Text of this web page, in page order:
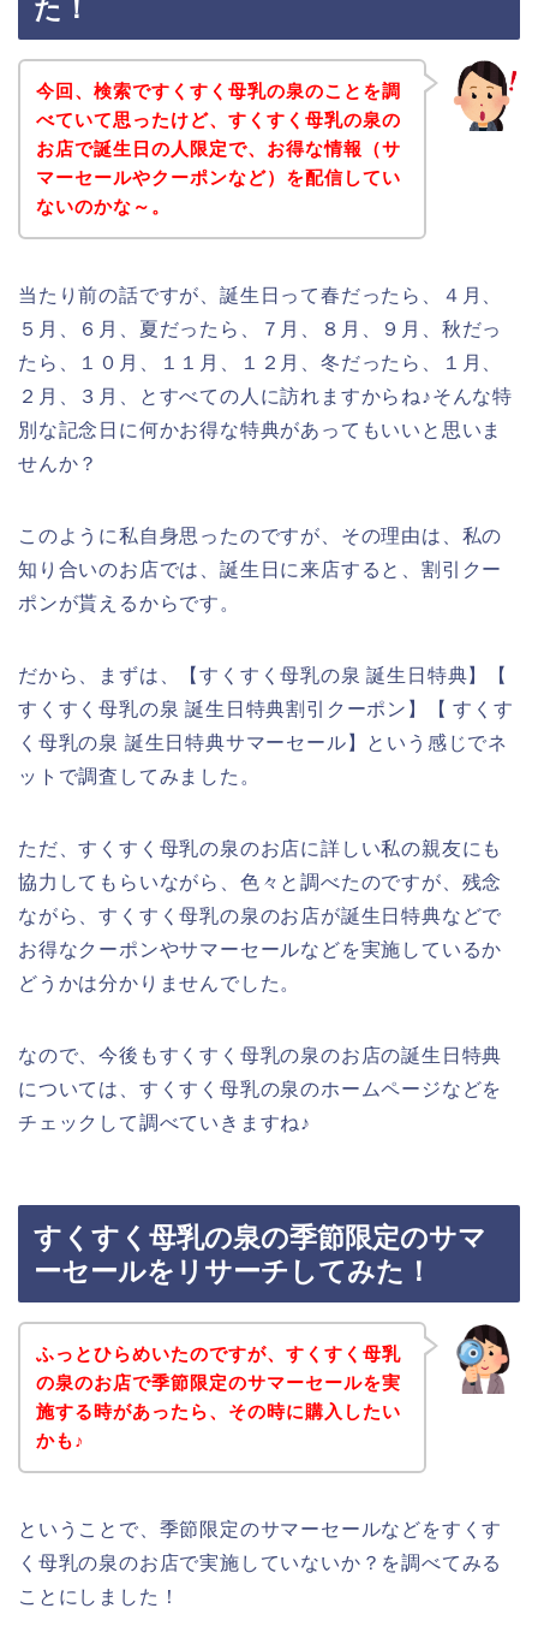
た！
今回、検索ですくすく母乳の泉のことを調
べていて思ったけど、すくすく母乳の泉の
お店で誕生日の人限定で、お得な情報（サ
マーセールやクーポンなど）を配信してい
ないのかな～。
当たり前の話ですが、誕生日って春だったら、４月、
５月、６月、夏だったら、７月、８月、９月、秋だっ
たら、１０月、１１月、１２月、冬だったら、１月、
２月、３月、とすべての人に訪れますからね♪そんな特
別な記念日に何かお得な特典があってもいいと思いま
せんか？
このように私自身思ったのですが、その理由は、私の
知り合いのお店では、誕生日に来店すると、割引クー
ポンが貰えるからです。
だから、まずは、【すくすく母乳の泉 誕生日特典】【
すくすく母乳の泉 誕生日特典割引クーポン】【 すくす
く母乳の泉 誕生日特典サマーセール】という感じでネ
ットで調査してみました。
ただ、すくすく母乳の泉のお店に詳しい私の親友にも
協力してもらいながら、色々と調べたのですが、残念
ながら、すくすく母乳の泉のお店が誕生日特典などで
お得なクーポンやサマーセールなどを実施しているか
どうかは分かりませんでした。
なので、今後もすくすく母乳の泉のお店の誕生日特典
については、すくすく母乳の泉のホームページなどを
チェックして調べていきますね♪
すくすく母乳の泉の季節限定のサマ
ーセールをリサーチしてみた！
ふっとひらめいたのですが、すくすく母乳
の泉のお店で季節限定のサマーセールを実
施する時があったら、その時に購入したい
かも♪
ということで、季節限定のサマーセールなどをすくす
く母乳の泉のお店で実施していないか？を調べてみる
ことにしました！